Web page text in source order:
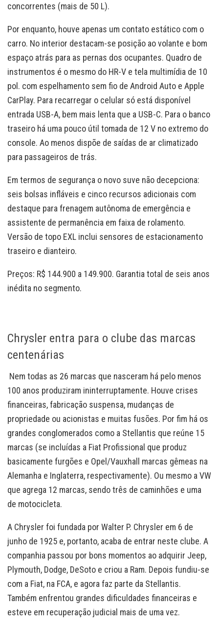
concorrentes (mais de 50 L).
Por enquanto, houve apenas um contato estático com o
carro. No interior destacam-se posição ao volante e bom
espaço atrás para as pernas dos ocupantes. Quadro de
instrumentos é o mesmo do HR-V e tela multimídia de 10
pol. com espelhamento sem fio de Android Auto e Apple
CarPlay. Para recarregar o celular só está disponível
entrada USB-A, bem mais lenta que a USB-C. Para o banco
traseiro há uma pouco útil tomada de 12 V no extremo do
console. Ao menos dispõe de saídas de ar climatizado
para passageiros de trás.
Em termos de segurança o novo suve não decepciona:
seis bolsas infláveis e cinco recursos adicionais com
destaque para frenagem autônoma de emergência e
assistente de permanência em faixa de rolamento.
Versão de topo EXL inclui sensores de estacionamento
traseiro e dianteiro.
Preços: R$ 144.900 a 149.900. Garantia total de seis anos
inédita no segmento.
Chrysler entra para o clube das marcas
centenárias
Nem todas as 26 marcas que nasceram há pelo menos
100 anos produziram ininterruptamente. Houve crises
financeiras, fabricação suspensa, mudanças de
propriedade ou acionistas e muitas fusões. Por fim há os
grandes conglomerados como a Stellantis que reúne 15
marcas (se incluídas a Fiat Profissional que produz
basicamente furgões e Opel/Vauxhall marcas gêmeas na
Alemanha e Inglaterra, respectivamente). Ou mesmo a VW
que agrega 12 marcas, sendo três de caminhões e uma
de motocicleta.
A Chrysler foi fundada por Walter P. Chrysler em 6 de
junho de 1925 e, portanto, acaba de entrar neste clube. A
companhia passou por bons momentos ao adquirir Jeep,
Plymouth, Dodge, DeSoto e criou a Ram. Depois fundiu-se
com a Fiat, na FCA, e agora faz parte da Stellantis.
Também enfrentou grandes dificuldades financeiras e
esteve em recuperação judicial mais de uma vez.